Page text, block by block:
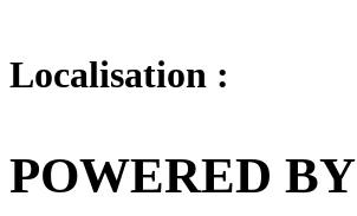
Localisation :
POWERED BY